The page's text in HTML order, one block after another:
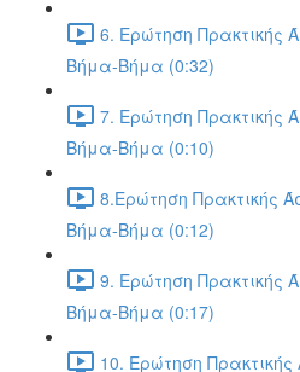
6. Ερώτηση Πρακτικής
Βήμα-Βήμα (0:32)
7. Ερώτηση Πρακτικής
Βήμα-Βήμα (0:10)
8.Ερώτηση Πρακτικής
Βήμα-Βήμα (0:12)
9. Ερώτηση Πρακτικής
Βήμα-Βήμα (0:17)
10. Ερώτηση